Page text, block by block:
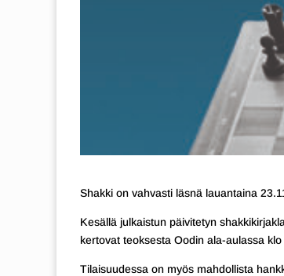
Shakki on vahvasti läsnä lauantaina
Kesällä julkaistun päivitetyn
kertovat teoksesta Oodin ala-aulassa
Tilaisuudessa on myös mahdollista